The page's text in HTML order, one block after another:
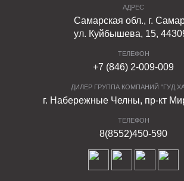
АДРЕС
Самарская обл., г.
ул. Куйбышева, 15,
ТЕЛЕФОН
+7 (846) 2-009-009
ДИЛЕР ГРУППА КОМПАНИЙ "ГУД
г. Набережные Челны, пр-кт
ТЕЛЕФОН
8(8552)450-590